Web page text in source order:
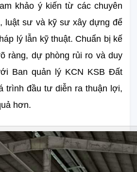
khảo ý kiến từ các chuyên
luật sư và kỹ sư xây dựng để
lý lẫn kỹ thuật. Chuẩn bị kế
ràng, dự phòng rủi ro và duy
Ban quản lý KCN KSB Đất
trình đầu tư diễn ra thuận lợi,
hơn.